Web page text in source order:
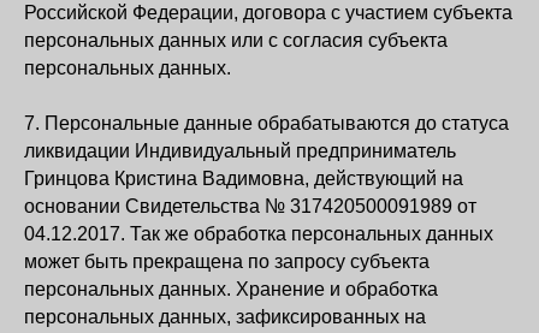
Российской Федерации, договора с участием субъекта
персональных данных или с согласия субъекта
персональных данных.
7. Персональные данные обрабатываются до статуса
ликвидации Индивидуальный предприниматель
Гринцова Кристина Вадимовна, действующий на
основании Свидетельства № 317420500091989 от
04.12.2017. Так же обработка персональных данных
может быть прекращена по запросу субъекта
персональных данных. Хранение и обработка
персональных данных, зафиксированных на